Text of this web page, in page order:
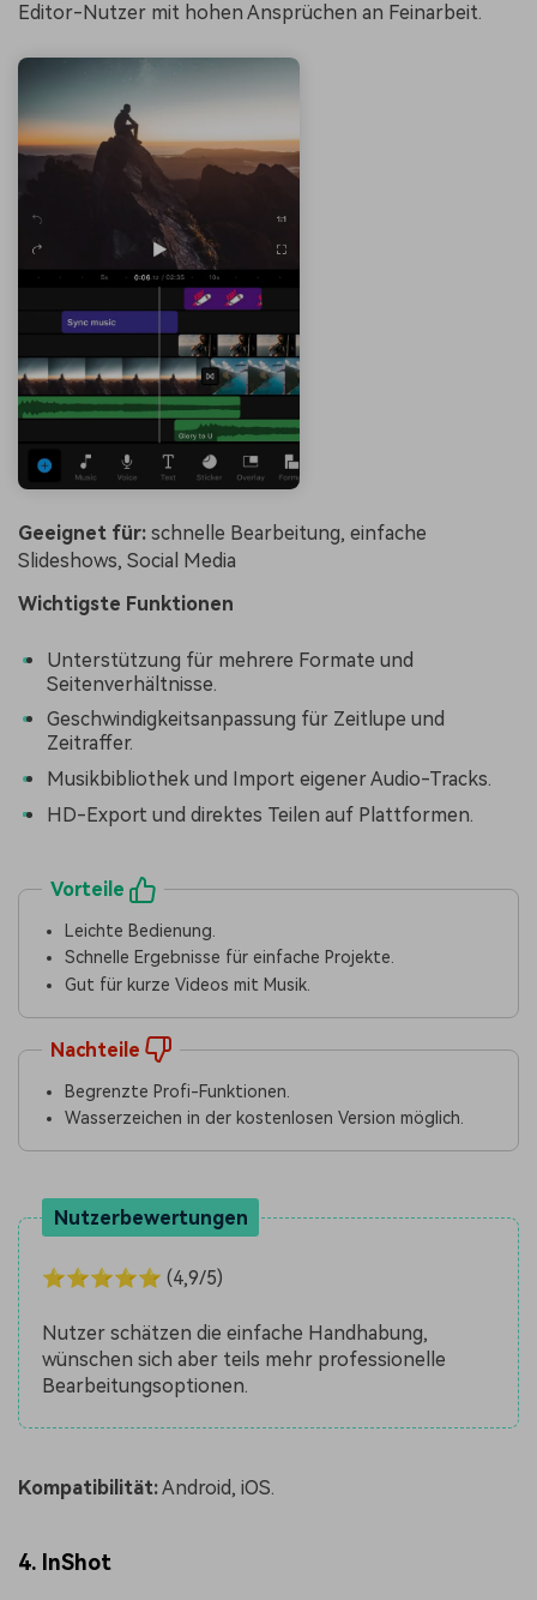
Editor-Nutzer mit hohen Ansprüchen an Feinarbeit.
Geeignet für: schnelle Bearbeitung, einfache
Slideshows, Social Media
Wichtigste Funktionen
Unterstützung für mehrere Formate und
Seitenverhältnisse.
Geschwindigkeitsanpassung für Zeitlupe und
Zeitraffer.
Musikbibliothek und Import eigener Audio-Tracks.
HD-Export und direktes Teilen auf Plattformen.
Vorteile
Leichte Bedienung.
Schnelle Ergebnisse für einfache Projekte.
Gut für kurze Videos mit Musik.
Nachteile
Begrenzte Profi-Funktionen.
Wasserzeichen in der kostenlosen Version möglich.
Nutzerbewertungen
⭐⭐⭐⭐⭐ (4,9/5)
Nutzer schätzen die einfache Handhabung,
wünschen sich aber teils mehr professionelle
Bearbeitungsoptionen.
Kompatibilität:Android, iOS.
4. InShot